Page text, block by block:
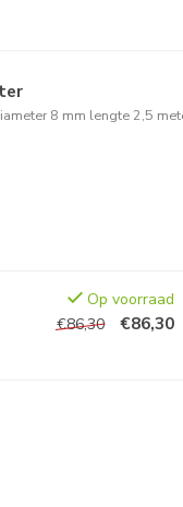
8 mm lengte 2,5
Op voorraad
€86,30
€86,30